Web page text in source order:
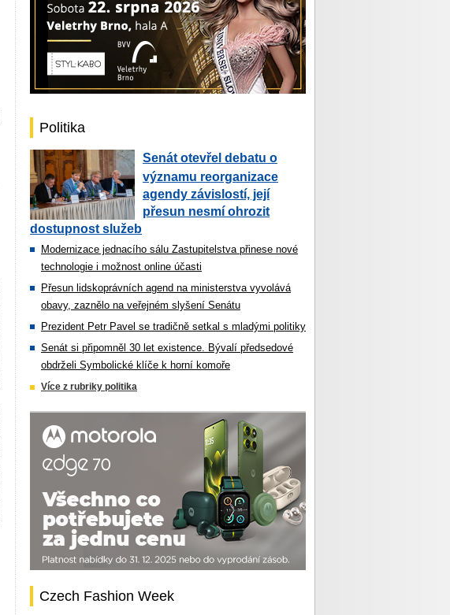
Politika
Senát otevřel debatu o
významu reorganizace
agendy závislostí, její
přesun nesmí ohrozit
dostupnost služeb
Modernizace jednacího sálu Zastupitelstva přinese nové
technologie i možnost online účasti
Přesun lidskoprávních agend na ministerstva vyvolává
obavy, zaznělo na veřejném slyšení Senátu
Prezident Petr Pavel se tradičně setkal s mladými politiky
Senát si připomněl 30 let existence. Bývalí předsedové
obdrželi Symbolické klíče k horní komoře
Více z rubriky politika
Czech Fashion Week